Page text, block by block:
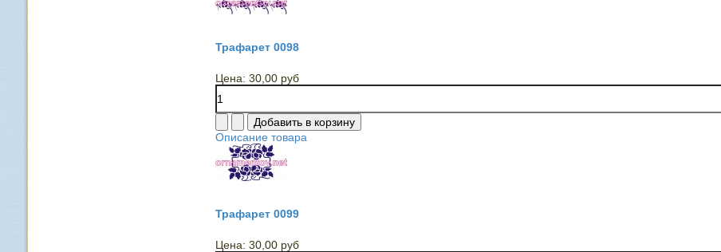
Трафарет 0098
Цена: 30,00 руб
Описание товара
Трафарет 0099
Цена: 30,00 руб